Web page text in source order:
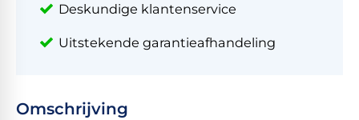
Deskundige klantenservice
Uitstekende garantieafhandeling
Omschrijving